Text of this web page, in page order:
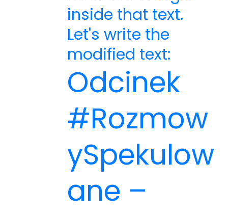
inside that text.
Let's write the
modified text:
Odcinek
#Rozmow
ySpekulow
ane –